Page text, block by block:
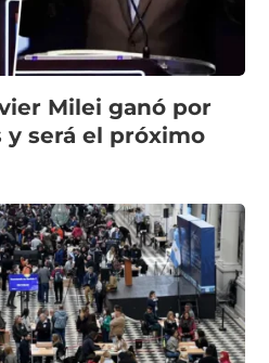
Milei ganó por
y será el próximo